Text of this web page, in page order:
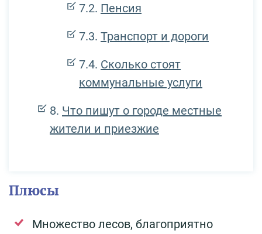
Пенсия
Транспорт и дороги
Сколько стоят
коммунальные услуги
Что пишут о городе местные
жители и приезжие
Плюсы
Множество лесов, благоприятно